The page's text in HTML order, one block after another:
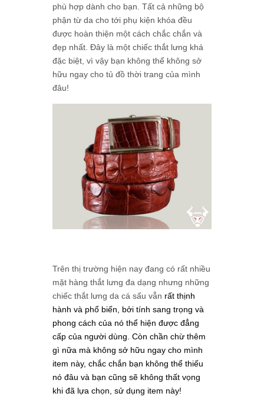
phù hợp dành cho bạn. Tất cả những bộ
phận từ da cho tới phụ kiện khóa đều
được hoàn thiện một cách chắc chắn và
đẹp nhất. Đây là một chiếc thắt lưng khá
đặc biệt, vì vậy bạn không thể không sở
hữu ngay cho tủ đồ thời trang của mình
đâu!
Trên thị trường hiện nay đang có rất nhiều
mặt hàng thắt lưng đa dạng nhưng những
chiếc thắt lưng da cá sấu vẫn rất thịnh
hành và phổ biến, bởi tính sang trọng và
phong cách của nó thể hiện được đẳng
cấp của người dùng. Còn chần chừ thêm
gì nữa mà không sở hữu ngay cho mình
item này, chắc chắn bạn không thể thiếu
nó đâu và bạn cũng sẽ không thất vọng
khi đã lựa chọn, sử dụng item này!